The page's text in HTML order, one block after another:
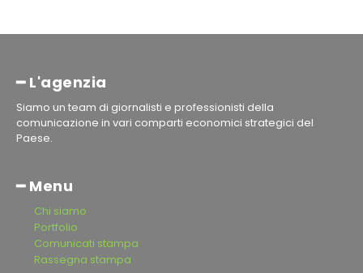
━ L'agenzia
Siamo un team di giornalisti e professionisti della
comunicazione in vari comparti economici strategici del
Paese.
━ Menu
Chi siamo
Portfolio
Comunicati stampa
Rassegna stampa